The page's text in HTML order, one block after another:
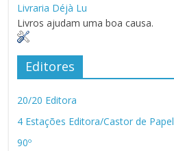
Livraria Déjà Lu
Livros ajudam uma boa causa.
Editores
20/20 Editora
4 Estações Editora/Castor de Papel
90º